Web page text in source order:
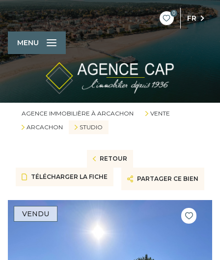
0
FR
MENU
AGENCE IMMOBILIÈRE À ARCACHON
VENTE
ARCACHON
STUDIO
RETOUR
TÉLÉCHARGER LA FICHE PARTAGER CE BIEN
VENDU